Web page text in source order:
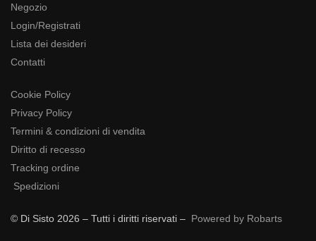
Negozio
Login/Registrati
Lista dei desideri
Contatti
Cookie Policy
Privacy Policy
Termini & condizioni di vendita
Diritto di recesso
Tracking ordine
Spedizioni
© Di Sisto 2026 – Tutti i diritti riservati – Powered by Robarts